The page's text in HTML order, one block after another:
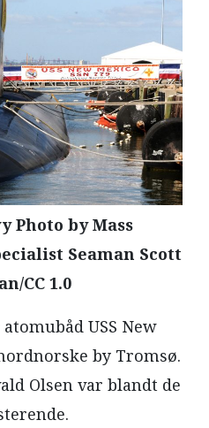
Photo by Mass
Seaman Scott
CC 1.0
USS New
by Tromsø.
Olsen var blandt de